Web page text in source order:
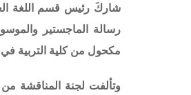
شاركَ رئيس قسم اللغة
رسالة الماجستير
مكحول من كلية التربية
وتألفت لجنة المناقشة